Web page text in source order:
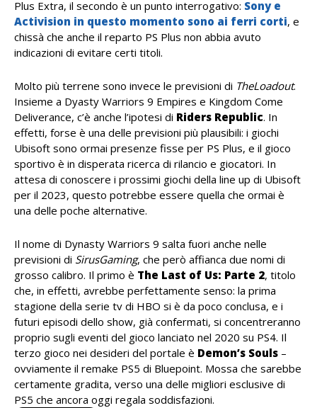
Plus Extra, il secondo è un punto interrogativo: Sony e
Activision in questo momento sono ai ferri corti, e
chissà che anche il reparto PS Plus non abbia avuto
indicazioni di evitare certi titoli.
Molto più terrene sono invece le previsioni di TheLoadout.
Insieme a Dyasty Warriors 9 Empires e Kingdom Come
Deliverance, c’è anche l’ipotesi di Riders Republic. In
effetti, forse è una delle previsioni più plausibili: i giochi
Ubisoft sono ormai presenze fisse per PS Plus, e il gioco
sportivo è in disperata ricerca di rilancio e giocatori. In
attesa di conoscere i prossimi giochi della line up di Ubisoft
per il 2023, questo potrebbe essere quella che ormai è
una delle poche alternative.
Il nome di Dynasty Warriors 9 salta fuori anche nelle
previsioni di SirusGaming, che però affianca due nomi di
grosso calibro. Il primo è The Last of Us: Parte 2, titolo
che, in effetti, avrebbe perfettamente senso: la prima
stagione della serie tv di HBO si è da poco conclusa, e i
futuri episodi dello show, già confermati, si concentreranno
proprio sugli eventi del gioco lanciato nel 2020 su PS4. Il
terzo gioco nei desideri del portale è Demon’s Souls –
ovviamente il remake PS5 di Bluepoint. Mossa che sarebbe
certamente gradita, verso una delle migliori esclusive di
PS5 che ancora oggi regala soddisfazioni.